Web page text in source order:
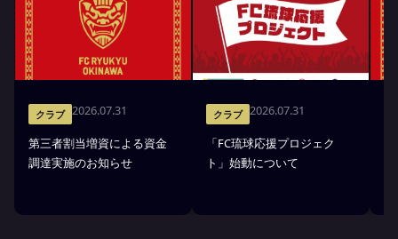
クラブ 2026.07.31
第三者割当増資による資金
調達実施のお知らせ
クラブ 2026.07.31
「FC琉球応援プロジェク
ト」始動について